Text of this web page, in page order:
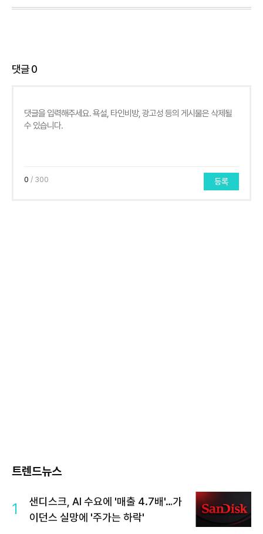
댓글0
0 / 300 등록
트렌드뉴스
1
샌디스크, AI 수요에 '매출 4.7배'…가
이던스 실망에 '주가는 하락'